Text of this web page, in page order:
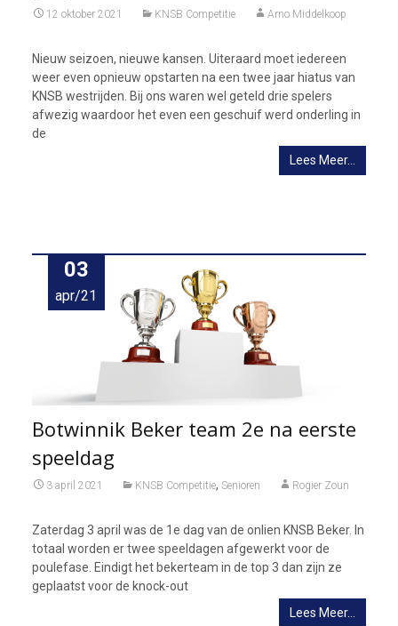
12 oktober 2021 KNSB Competitie Arno Middelkoop
Nieuw seizoen, nieuwe kansen. Uiteraard moet iedereen
weer even opnieuw opstarten na een twee jaar hiatus van
KNSB westrijden. Bij ons waren wel geteld drie spelers
afwezig waardoor het even een geschuif werd onderling in
de
Lees Meer…
03
apr/21
Botwinnik Beker team 2e na eerste
speeldag
3 april 2021 KNSB Competitie, Senioren Rogier Zoun
Zaterdag 3 april was de 1e dag van de onlien KNSB Beker. In
totaal worden er twee speeldagen afgewerkt voor de
poulefase. Eindigt het bekerteam in de top 3 dan zijn ze
geplaatst voor de knock-out
Lees Meer…